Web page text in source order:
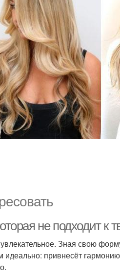
не подходит
Зная свою
привнесёт